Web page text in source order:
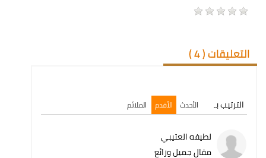
التعليقات (4
)
الترتيب بـ الأحدث الأقدم الملائم
لطيفه العتيبي
مقال جميل ورائع